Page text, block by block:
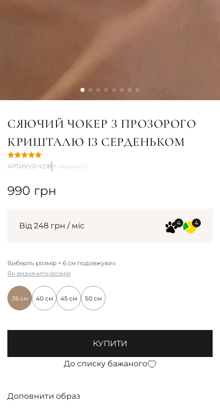
СЯЮЧИЙ ЧОКЕР З ПРОЗОРОГО
КРИШТАЛЮ ІЗ СЕРДЕНЬКОМ
АРТИКУЛ Ч218 В наявності
990 грн
Від 248 грн / міс
Виберіть розмір + 6 см подовжувач:
36 см 40 см 45 см 50 см
Як визначити розмір
КУПИТИ
До списку бажаного
Доповнити образ